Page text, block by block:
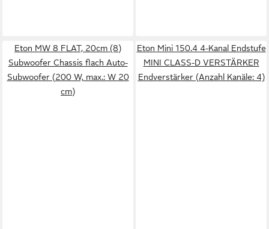
Eton MW 8 FLAT, 20cm (8)
Subwoofer Chassis flach Auto-
Subwoofer (200 W, max.: W 20
cm)
Eton Mini 150.4 4-Kanal Endstufe
MINI CLASS-D VERSTÄRKER
Endverstärker (Anzahl Kanäle: 4)